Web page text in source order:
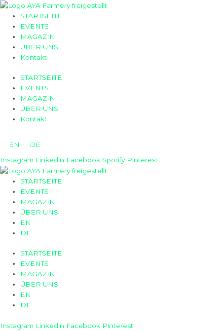
Zum
Inhalt
springen
STARTSEITE
EVENTS
MAGAZIN
ÜBER UNS
Kontakt
STARTSEITE
EVENTS
MAGAZIN
ÜBER UNS
Kontakt
EN
DE
Instagram Linkedin Facebook Spotify Pinterest
STARTSEITE
EVENTS
MAGAZIN
ÜBER UNS
EN
DE
STARTSEITE
EVENTS
MAGAZIN
ÜBER UNS
EN
DE
Instagram Linkedin Facebook Pinterest